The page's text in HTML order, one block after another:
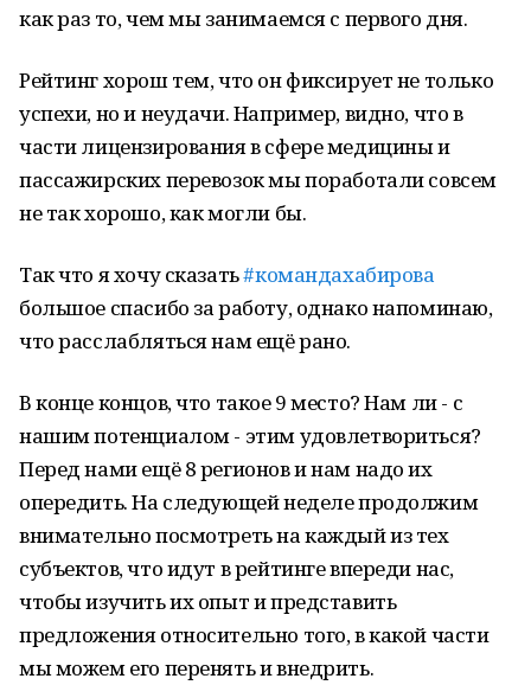
как раз то, чем мы занимаемся с первого дня.
Рейтинг хорош тем, что он фиксирует не только
успехи, но и неудачи. Например, видно, что в
части лицензирования в сфере медицины и
пассажирских перевозок мы поработали совсем
не так хорошо, как могли бы.
Так что я хочу сказать#командахабирова
большое спасибо за работу, однако напоминаю,
что расслабляться нам ещё рано.
В конце концов, что такое 9 место? Нам ли - с
нашим потенциалом - этим удовлетвориться?
Перед нами ещё 8 регионов и нам надо их
опередить. На следующей неделе продолжим
внимательно посмотреть на каждый из тех
субъектов, что идут в рейтинге впереди нас,
чтобы изучить их опыт и представить
предложения относительно того, в какой части
мы можем его перенять и внедрить.